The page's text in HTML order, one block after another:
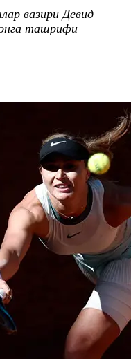
вазири Девид
ташрифи